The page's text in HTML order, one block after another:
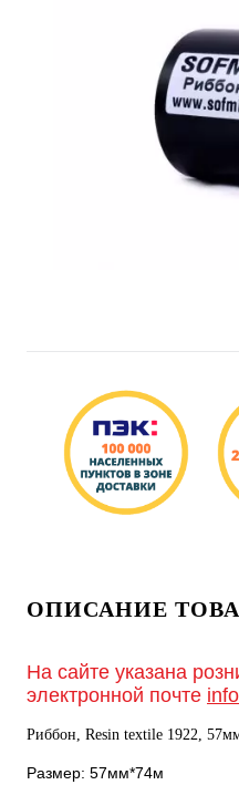
ОПИСАНИЕ
На сайте указана
электронной почте
Риббон, Resin textile 1922,
Размер: 57мм*74м